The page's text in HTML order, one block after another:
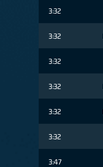
3:32
3:32
3:32
3:32
3:32
3:32
3:47